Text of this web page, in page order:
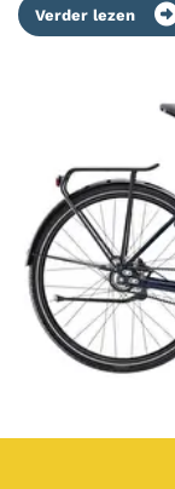
Verder lezen